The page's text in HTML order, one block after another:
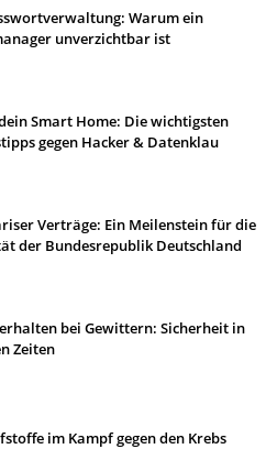
Warum ein
unverzichtbar ist
Smart Home: Die wichtigsten
gegen Hacker & Datenklau
Verträge: Ein Meilenstein für die
der Bundesrepublik Deutschland
bei Gewittern: Sicherheit in
Zeiten
im Kampf gegen den Krebs